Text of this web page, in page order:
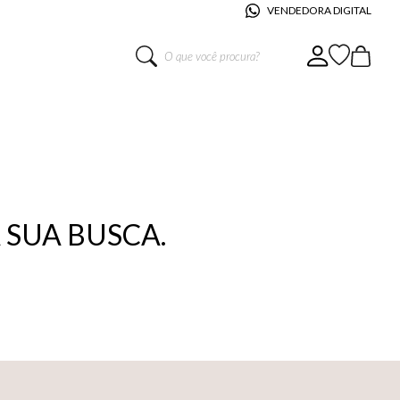
VENDEDORA DIGITAL
O que você procura?
BUSCA.